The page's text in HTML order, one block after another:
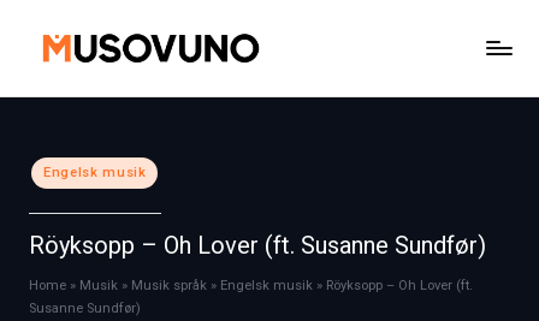
Posted
in
Engelsk musik
Röyksopp – Oh Lover (ft. Susanne Sundfør)
Home » Musik » Musik språk » Engelsk musik » Röyksopp – Oh Lover (ft.
Susanne Sundfør)